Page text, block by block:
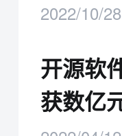
2022/10/28
开源软
获数亿